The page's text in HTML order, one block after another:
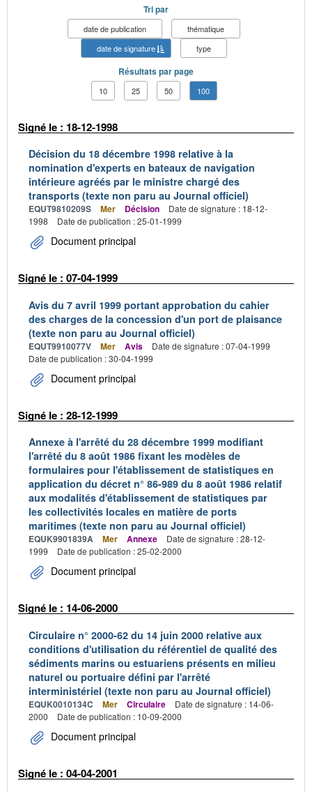
Tri par
date de publication
thématique
date de signature
type
Résultats par page
10 25 50 100
Signé le : 18-12-1998
Décision du 18 décembre 1998 relative à la
nomination d'experts en bateaux de navigation
intérieure agréés par le ministre chargé des
transports (texte non paru au Journal officiel)
EQUT9810209S Mer Décision
Date de signature : 18-12-
1998
Date de publication : 25-01-1999
Document principal
Signé le : 07-04-1999
Avis du 7 avril 1999 portant approbation du cahier
des charges de la concession d'un port de plaisance
(texte non paru au Journal officiel)
EQUT9910077V Mer Avis
Date de signature : 07-04-1999
Date de publication : 30-04-1999
Document principal
Signé le : 28-12-1999
Annexe à l'arrêté du 28 décembre 1999 modifiant
l'arrêté du 8 août 1986 fixant les modèles de
formulaires pour l'établissement de statistiques en
application du décret n° 86-989 du 8 août 1986 relatif
aux modalités d'établissement de statistiques par
les collectivités locales en matière de ports
maritimes (texte non paru au Journal officiel)
EQUK9901839A Mer Annexe
Date de signature : 28-12-
1999
Date de publication : 25-02-2000
Document principal
Signé le : 14-06-2000
Circulaire n° 2000-62 du 14 juin 2000 relative aux
conditions d'utilisation du référentiel de qualité des
sédiments marins ou estuariens présents en milieu
naturel ou portuaire défini par l'arrêté
interministériel (texte non paru au Journal officiel)
EQUK0010134C Mer Circulaire
Date de signature : 14-06-
2000
Date de publication : 10-09-2000
Document principal
Signé le : 04-04-2001